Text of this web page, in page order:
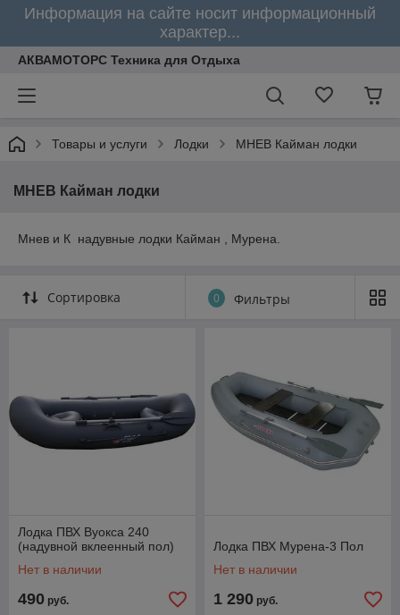
Информация на сайте носит информационный
характер...
АКВАМОТОРС Техника для Отдыха
Товары и услуги Лодки МНЕВ Кайман лодки
МНЕВ Кайман лодки
Мнев и К надувные лодки Кайман , Мурена.
Сортировка 0 Фильтры
Лодка ПВХ Вуокса 240
(надувной вклеенный пол)
Нет в наличии
490 руб.
Лодка ПВХ Мурена-3 Пол
Нет в наличии
1 290 руб.